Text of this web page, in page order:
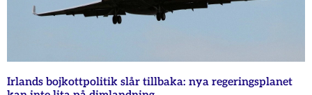
Irlands bojkottpolitik slår tillbaka: nya regeringsplanet